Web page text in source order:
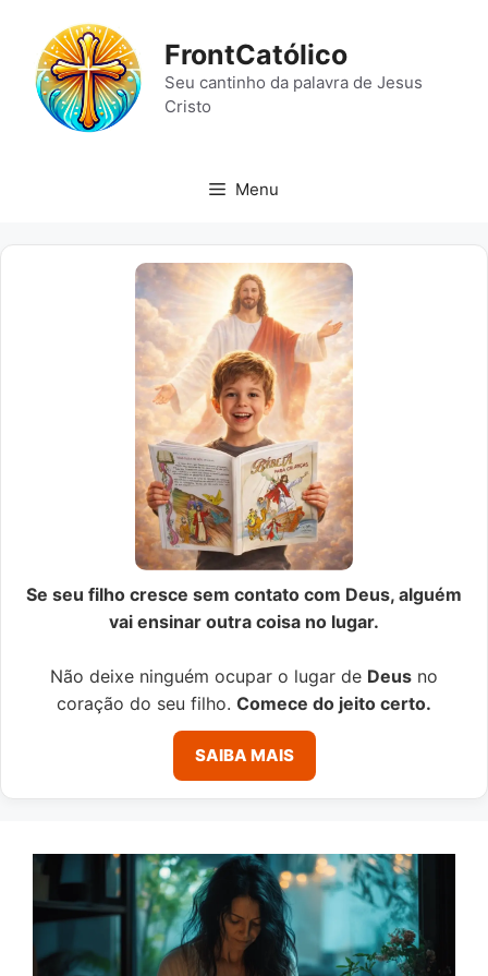
conteúdo
FrontCatólico
Seu cantinho da palavra de Jesus
Cristo
Menu
Se seu filho cresce sem contato com Deus, alguém
vai ensinar outra coisa no lugar.
Não deixe ninguém ocupar o lugar de Deus no
coração do seu filho. Comece do jeito certo.
SAIBA MAIS